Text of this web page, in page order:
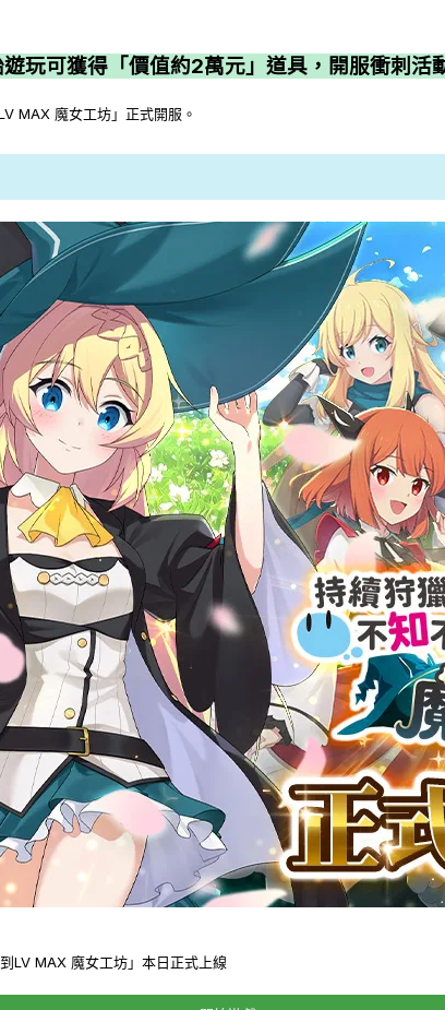
玩可獲得「價值約2萬元」道具，開服衝刺活
MAX 魔女工坊」正式開服。
LV MAX 魔女工坊」本日正式上線